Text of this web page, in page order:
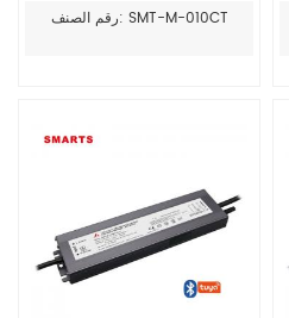
350ma
رقم الصنف: SMT-M-010CT